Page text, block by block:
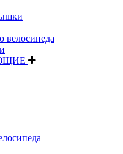
велосипеда